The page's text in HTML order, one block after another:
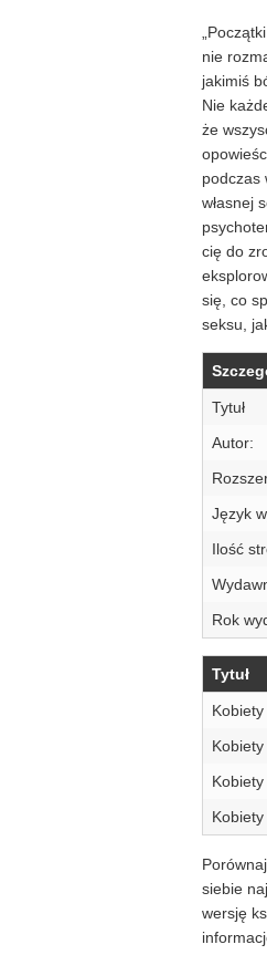
nie
jakimiś
Nie
że
podczas
własnej
cię do
się, co
seksu,
Tytuł
Autor:
Język
Ilość
Rok
Tytuł
siebie
wersję